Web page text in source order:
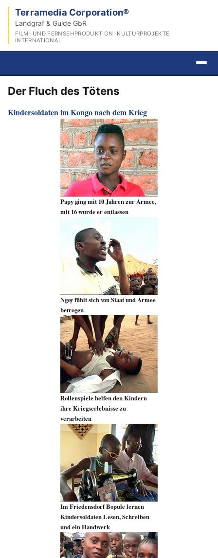
Terramedia Corporation®
Landgraf & Gulde GbR
FILM- UND FERNSEHPRODUKTION · KULTURPROJEKTE
INTERNATIONAL
Der Fluch des Tötens
Kindersoldaten im Kongo nach dem Krieg
Papy ging mit 10 Jahren zur Armee,
mit 16 wurde er entlassen
Ngoy fühlt sich von Staat und Armee
betrogen
Rollenspiele helfen den Kindern
ihre Kriegserlebnisse zu
verarbeiten
Im Friedensdorf Bopule lernen
Kindersoldaten Lesen, Schreiben
und ein Handwerk